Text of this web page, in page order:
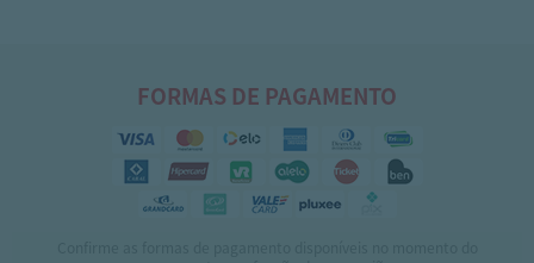
FORMAS DE PAGAMENTO